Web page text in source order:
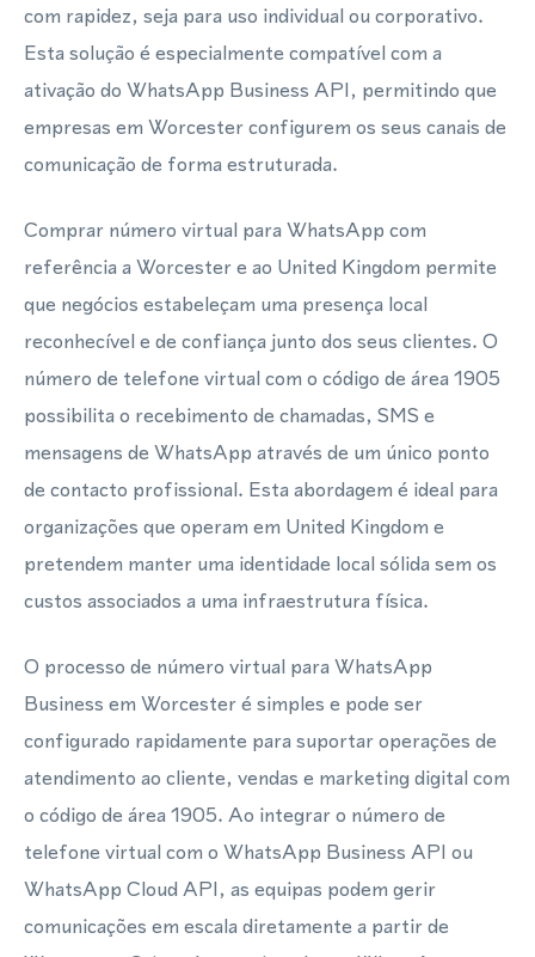
com rapidez, seja para uso individual ou corporativo.
Esta solução é especialmente compatível com a
ativação do WhatsApp Business API, permitindo que
empresas em Worcester configurem os seus canais de
comunicação de forma estruturada.
Comprar número virtual para WhatsApp com
referência a Worcester e ao United Kingdom permite
que negócios estabeleçam uma presença local
reconhecível e de confiança junto dos seus clientes. O
número de telefone virtual com o código de área 1905
possibilita o recebimento de chamadas, SMS e
mensagens de WhatsApp através de um único ponto
de contacto profissional. Esta abordagem é ideal para
organizações que operam em United Kingdom e
pretendem manter uma identidade local sólida sem os
custos associados a uma infraestrutura física.
O processo de número virtual para WhatsApp
Business em Worcester é simples e pode ser
configurado rapidamente para suportar operações de
atendimento ao cliente, vendas e marketing digital com
o código de área 1905. Ao integrar o número de
telefone virtual com o WhatsApp Business API ou
WhatsApp Cloud API, as equipas podem gerir
comunicações em escala diretamente a partir de